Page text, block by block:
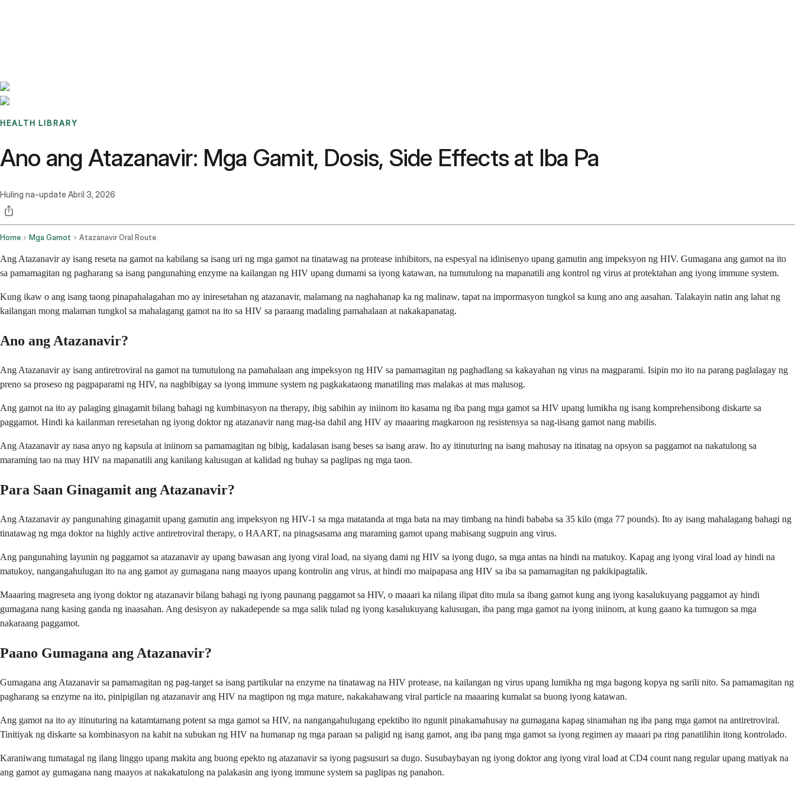
HEALTH LIBRARY
Ano ang Atazanavir: Mga Gamit, Dosis, Side Effects at Iba Pa
Huling na-update Abril 3, 2026
Home Mga Gamot Atazanavir Oral Route
Ang Atazanavir ay isang reseta na gamot na kabilang sa isang uri ng mga gamot na tinatawag na protease inhibitors, na espesyal na idinisenyo upang gamutin ang impeksyon ng HIV. Gumagana ang gamot na ito
sa pamamagitan ng pagharang sa isang pangunahing enzyme na kailangan ng HIV upang dumami sa iyong katawan, na tumutulong na mapanatili ang kontrol ng virus at protektahan ang iyong immune system.
Kung ikaw o ang isang taong pinapahalagahan mo ay iniresetahan ng atazanavir, malamang na naghahanap ka ng malinaw, tapat na impormasyon tungkol sa kung ano ang aasahan. Talakayin natin ang lahat ng
kailangan mong malaman tungkol sa mahalagang gamot na ito sa HIV sa paraang madaling pamahalaan at nakakapanatag.
Ano ang Atazanavir?
Ang Atazanavir ay isang antiretroviral na gamot na tumutulong na pamahalaan ang impeksyon ng HIV sa pamamagitan ng paghadlang sa kakayahan ng virus na magparami. Isipin mo ito na parang paglalagay ng
preno sa proseso ng pagpaparami ng HIV, na nagbibigay sa iyong immune system ng pagkakataong manatiling mas malakas at mas malusog.
Ang gamot na ito ay palaging ginagamit bilang bahagi ng kumbinasyon na therapy, ibig sabihin ay iniinom ito kasama ng iba pang mga gamot sa HIV upang lumikha ng isang komprehensibong diskarte sa
paggamot. Hindi ka kailanman reresetahan ng iyong doktor ng atazanavir nang mag-isa dahil ang HIV ay maaaring magkaroon ng resistensya sa nag-iisang gamot nang mabilis.
Ang Atazanavir ay nasa anyo ng kapsula at iniinom sa pamamagitan ng bibig, kadalasan isang beses sa isang araw. Ito ay itinuturing na isang mahusay na itinatag na opsyon sa paggamot na nakatulong sa
maraming tao na may HIV na mapanatili ang kanilang kalusugan at kalidad ng buhay sa paglipas ng mga taon.
Para Saan Ginagamit ang Atazanavir?
Ang Atazanavir ay pangunahing ginagamit upang gamutin ang impeksyon ng HIV-1 sa mga matatanda at mga bata na may timbang na hindi bababa sa 35 kilo (mga 77 pounds). Ito ay isang mahalagang bahagi ng
tinatawag ng mga doktor na highly active antiretroviral therapy, o HAART, na pinagsasama ang maraming gamot upang mabisang sugpuin ang virus.
Ang pangunahing layunin ng paggamot sa atazanavir ay upang bawasan ang iyong viral load, na siyang dami ng HIV sa iyong dugo, sa mga antas na hindi na matukoy. Kapag ang iyong viral load ay hindi na
matukoy, nangangahulugan ito na ang gamot ay gumagana nang maayos upang kontrolin ang virus, at hindi mo maipapasa ang HIV sa iba sa pamamagitan ng pakikipagtalik.
Maaaring magreseta ang iyong doktor ng atazanavir bilang bahagi ng iyong paunang paggamot sa HIV, o maaari ka nilang ilipat dito mula sa ibang gamot kung ang iyong kasalukuyang paggamot ay hindi
gumagana nang kasing ganda ng inaasahan. Ang desisyon ay nakadepende sa mga salik tulad ng iyong kasalukuyang kalusugan, iba pang mga gamot na iyong iniinom, at kung gaano ka tumugon sa mga
nakaraang paggamot.
Paano Gumagana ang Atazanavir?
Gumagana ang Atazanavir sa pamamagitan ng pag-target sa isang partikular na enzyme na tinatawag na HIV protease, na kailangan ng virus upang lumikha ng mga bagong kopya ng sarili nito. Sa pamamagitan ng
pagharang sa enzyme na ito, pinipigilan ng atazanavir ang HIV na magtipon ng mga mature, nakakahawang viral particle na maaaring kumalat sa buong iyong katawan.
Ang gamot na ito ay itinuturing na katamtamang potent sa mga gamot sa HIV, na nangangahulugang epektibo ito ngunit pinakamahusay na gumagana kapag sinamahan ng iba pang mga gamot na antiretroviral.
Tinitiyak ng diskarte sa kombinasyon na kahit na subukan ng HIV na humanap ng mga paraan sa paligid ng isang gamot, ang iba pang mga gamot sa iyong regimen ay maaari pa ring panatilihin itong kontrolado.
Karaniwang tumatagal ng ilang linggo upang makita ang buong epekto ng atazanavir sa iyong pagsusuri sa dugo. Susubaybayan ng iyong doktor ang iyong viral load at CD4 count nang regular upang matiyak na
ang gamot ay gumagana nang maayos at nakakatulong na palakasin ang iyong immune system sa paglipas ng panahon.